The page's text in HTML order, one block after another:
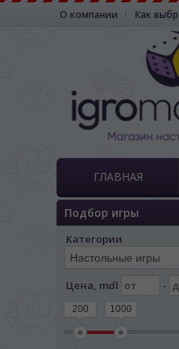
О компании Как
ГЛАВНАЯ
Подбор игры
Категории
Цена, mdl -
200 1000